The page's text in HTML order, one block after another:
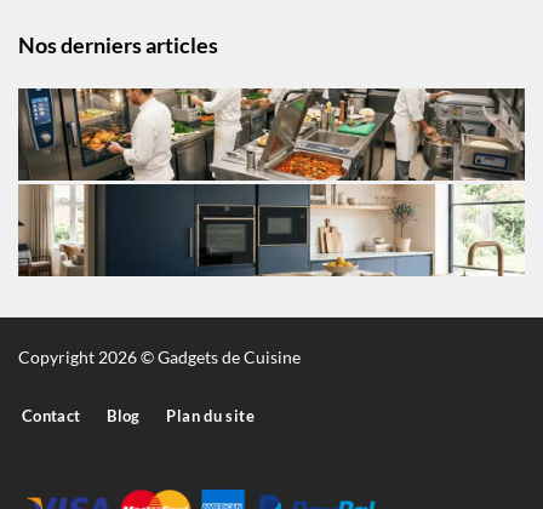
Nos derniers articles
Copyright 2026 © Gadgets de Cuisine
Contact Blog Plan du site